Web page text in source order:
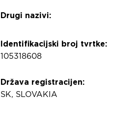
Drugi nazivi:
Identifikacijski broj tvrtke:
105318608
Država registracijen:
SK, SLOVAKIA